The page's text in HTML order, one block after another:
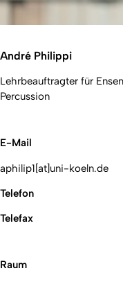
André Philippi
Lehrbeauftragter für
Percussion
E-Mail
aphilip1[at]uni-koeln.de
Telefon
Telefax
Raum